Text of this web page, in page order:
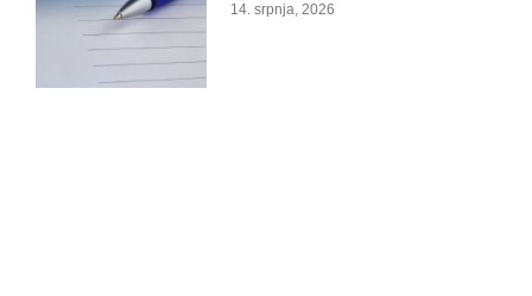
14. srpnja, 2026